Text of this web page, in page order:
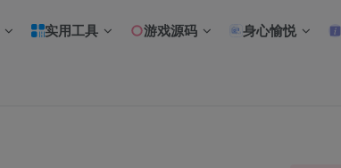
实用工具 游戏源码 身心愉悦